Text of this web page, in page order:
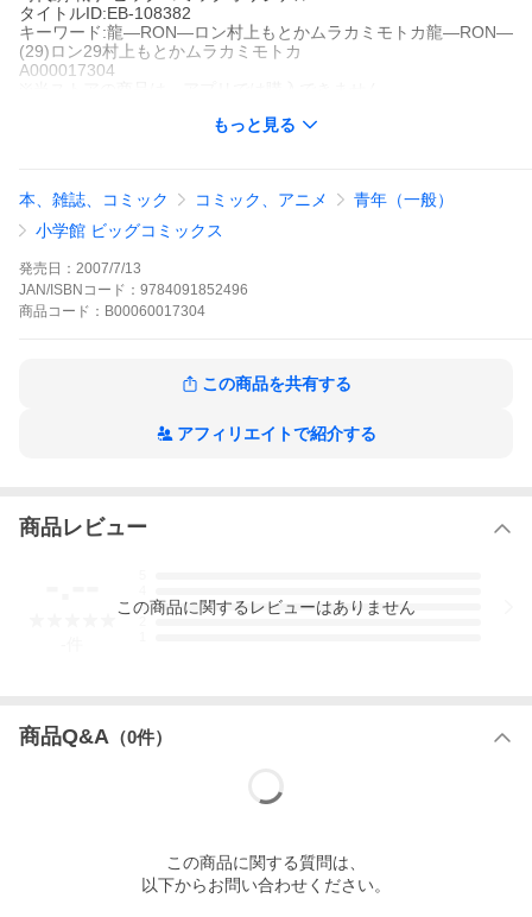
タイトルID:EB-108382
キーワード:龍―RON―ロン村上もとかムラカミモトカ龍―RON―
(29)ロン29村上もとかムラカミモトカ
A000017304
息子・冬馬のふとした表情に龍の面影を求めつつも、卓磨との親
子3人の時間に幸せを感じる小鈴。一方、龍が生きていることを小
鈴に言えなかったていは、龍に「どこかに自分の子どもはいない
か」と尋ねる。日本から脱出した時の記憶を失っている龍は、は
っきりと答えることができず……。
龍―RON―の作品をもっと見る
もっと見る
本、雑誌、コミック コミック、アニメ
青年（一般）
小学館 ビッグコミックス
発売日： 2007/7/13
JAN/ISBNコード： 9784091852496
商品 コード： B00060017304
この商品を共有する
アフィリエイトで紹介する
商品レビュー
3
この商品に関するレビューはありません
商品Q&A （0件）
この商品に関する質問は、
以下からお問い合わせください。